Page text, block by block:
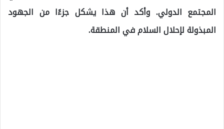
المجتمع الدولي. وأكد أن هذا يشكل جزءًا من الجهود
المبذولة لإحلال السلام في المنطقة.